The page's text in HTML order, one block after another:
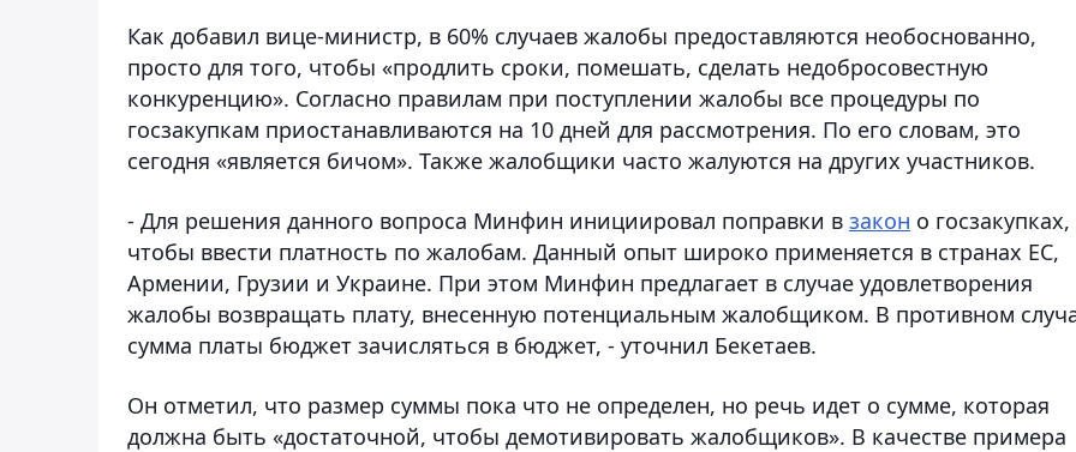
Как добавил вице-министр, в 60% случаев жалобы предоставляются необоснованно,
просто для того, чтобы «продлить сроки, помешать, сделать недобросовестную
конкуренцию». Согласно правилам при поступлении жалобы все процедуры по
госзакупкам приостанавливаются на 10 дней для рассмотрения. По его словам, это
сегодня «является бичом». Также жалобщики часто жалуются на других участников.
- Для решения данного вопроса Минфин инициировал поправки в закон о госзакупках,
чтобы ввести платность по жалобам. Данный опыт широко применяется в странах ЕС,
Армении, Грузии и Украине. При этом Минфин предлагает в случае удовлетворения
жалобы возвращать плату, внесенную потенциальным жалобщиком. В противном
сумма платы бюджет зачисляться в бюджет, - уточнил Бекетаев.
Он отметил, что размер суммы пока что не определен, но речь идет о сумме, которая
должна быть «достаточной, чтобы демотивировать жалобщиков». В качестве примера